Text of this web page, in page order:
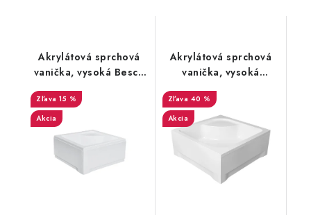
Akrylátová sprchová
vanička, vysoká Besco
IGOR 90x90x38,5 cm
(#BAI-90)
15 %
Akcia
Akrylátová sprchová
vanička, vysoká
Polimat TENOR
90x90x36,5 cm
(00394)
40 %
Akcia